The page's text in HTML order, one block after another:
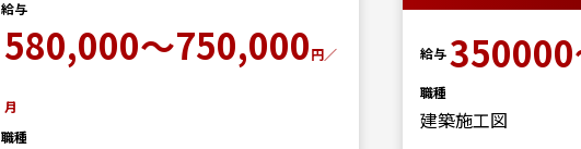
給与
580,000～750,000円／
月
職種
給与
職種
建築施工図